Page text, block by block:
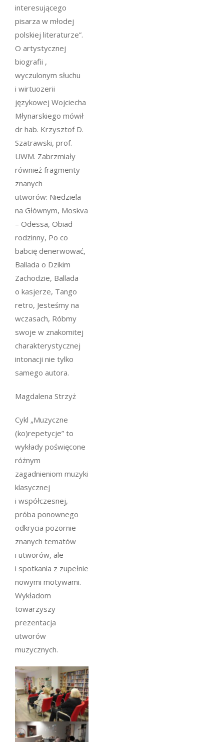
interesującego
pisarza w młodej
polskiej literaturze”.
O artystycznej
biografii ,
wyczulonym słuchu
i wirtuozerii
językowej Wojciecha
Młynarskiego mówił
dr hab. Krzysztof D.
Szatrawski, prof.
UWM. Zabrzmiały
również fragmenty
znanych
utworów: Niedziela
na Głównym, Moskva
– Odessa, Obiad
rodzinny, Po co
babcię denerwować,
Ballada o Dzikim
Zachodzie, Ballada
o kasjerze, Tango
retro, Jesteśmy na
wczasach, Róbmy
swoje w znakomitej
charakterystycznej
intonacji nie tylko
samego autora.
Magdalena Strzyż
Cykl „Muzyczne
(ko)repetycje” to
wykłady poświęcone
różnym
zagadnieniom muzyki
klasycznej
i współczesnej,
próba ponownego
odkrycia pozornie
znanych tematów
i utworów, ale
i spotkania z zupełnie
nowymi motywami.
Wykładom
towarzyszy
prezentacja
utworów
muzycznych.